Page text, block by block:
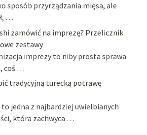
sposób przyrządzania mięsa, ale
…
zamówić na imprezę? Przelicznik
zestawy
imprezy to niby prosta sprawa
coś …
tradycyjną turecką potrawę
to jedna z najbardziej uwielbianych
która zachwyca …